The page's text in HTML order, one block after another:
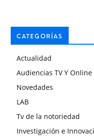
CATEGORÍAS
Actualidad
Audiencias TV Y Online
Novedades
LAB
Tv de la notoriedad
Investigación e